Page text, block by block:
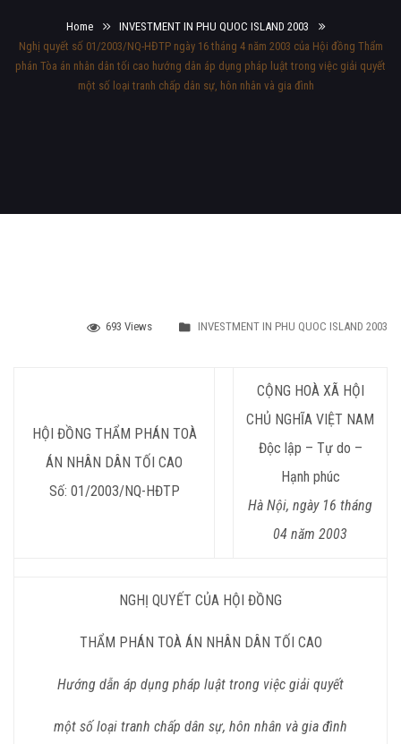
Home
INVESTMENT IN PHU QUOC ISLAND 2003
Nghị quyết số 01/2003/NQ-HĐTP ngày 16 tháng 4 năm 2003 của Hội đồng Thẩm
phán Tòa án nhân dân tối cao hướng dân áp dụng pháp luật trong việc giải quyết
một số loại tranh chấp dân sự, hôn nhân và gia đình
693 Views INVESTMENT IN PHU QUOC ISLAND 2003
HỘI ĐỒNG THẨM PHÁN TOÀ
ÁN NHÂN DÂN TỐI CAO
Số: 01/2003/NQ-HĐTP
CỘNG HOÀ XÃ HỘI
CHỦ NGHĨA VIỆT NAM
Độc lập – Tự do –
Hạnh phúc
Hà Nội, ngày 16 tháng
04 năm 2003
NGHỊ QUYẾT CỦA HỘI ĐỒNG
THẨM PHÁN TOÀ ÁN NHÂN DÂN TỐI CAO
Hướng dẫn áp dụng pháp luật trong việc giải quyết
một số loại tranh chấp dân sự, hôn nhân và gia đình